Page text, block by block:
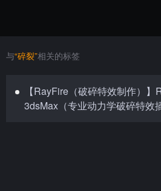
与“碎裂”相关的标签
【RayFire（破碎特效制作）
3dsMax（专业动力学破碎特效